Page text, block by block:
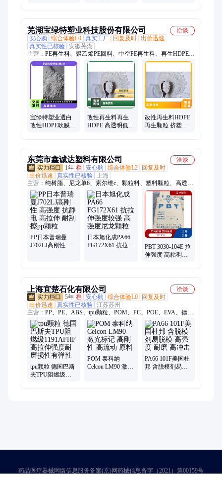
芜湖宝绿特塑业科技股份有限公司
洽谈
安心购
综合体验L0 真实工厂 回复及时 出价迅速
真实性已核验 安徽芜湖
主营： PE再生料、聚乙烯PE回料、中空PE再生料、再生HDPE颗
粒、改性再生PE颗粒、聚乙烯pe管道颗粒、高密度聚乙烯PE颗
粒、pe再生颗粒、低压聚乙烯PE颗粒、吹塑HDPE再生颗粒、再
生PE低压颗粒、HDPE再生颗粒、HDPE中空颗粒、塑木HDPE颗
粒、再生pe低压颗粒、改性HDPE再生颗粒、HDPE再生塑料颗
粒、环保HDPE再生颗粒、防水卷材HDPE颗粒、聚乙烯HDPE、
吹膜HDPE再生料、户外家具HDPE专用、低压聚乙烯PE再生
料、HDPE再生料、HDPE回料
宝绿特塑业透白
改性HDPE吹膜颗
改性再生料再生
HDPE 高透明低压
改性再生料HDPE
再生颗粒 挤塑吹
东莞市鑫诚达塑料有限公司
洽谈
1年 档 安心购 综合体验L2
回复及时
出价迅速
真实性已核验
上海
主营： 纯树脂、尼龙单6、索尔维c、颗粒料、塑料颗粒、高透明
pc、塑胶颗粒、中粘度pc、聚碳酸酯、尼龙树脂、热稳定剂、塑
料材料、塑胶制品
PP日本普瑞曼
J702LJ高刚性 高
日本旭化成PA66
FG172X61 抗拉伸
PBT 3030-104E 拉
伸强度 高粘稠性
上海宜楚石化有限公司
洽谈
5年 档 安心购 综合体验L0
回复及时
出价迅速
真实性已核验 江苏苏州
主营： PP、PE、ABS、tpu颗粒、POM、PC、POE、EVA、德国
朗盛、美国杜邦、日本宝理pom、韩国LG、奇美abs、pom900p、
工程塑料、PPO、TPU、PET
tpu颗粒 德国巴斯
夫TPU阻燃级
POM 泰科纳
Celcon LM90 激光
PA66 101F美国杜
邦 含脱模剂易脱
药品医疗器械网络信息服务备案(京)网药械信息备字（2021）第00159号